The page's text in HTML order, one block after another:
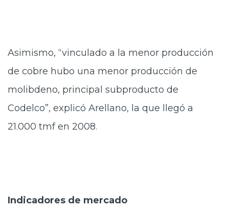
Asimismo, “vinculado a la menor producción
de cobre hubo una menor producción de
molibdeno, principal subproducto de
Codelco”, explicó Arellano, la que llegó a
21.000 tmf en 2008.
Indicadores de mercado